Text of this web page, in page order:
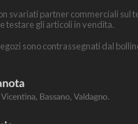
svariati partner commerciali sul
testare gli articoli in vendita.
sono contrassegnati dal